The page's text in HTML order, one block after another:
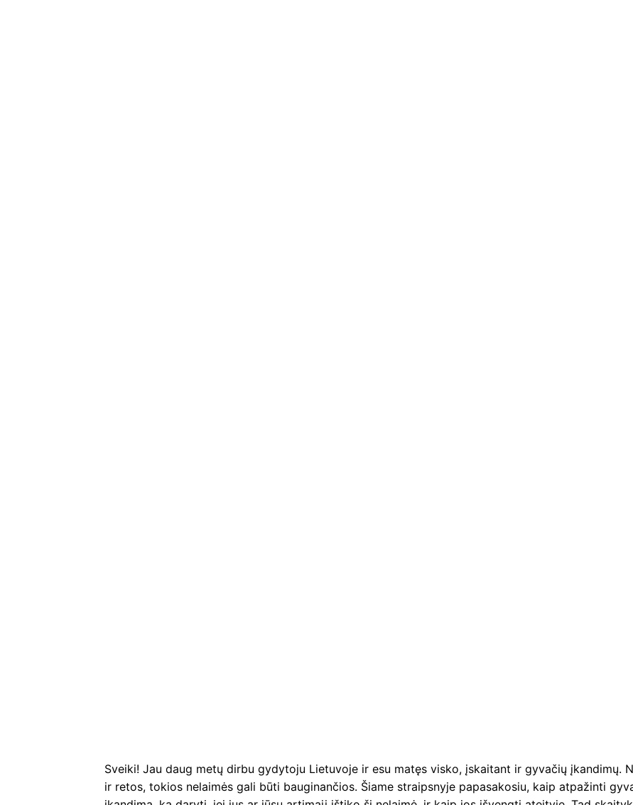
Sveiki! Jau daug metų dirbu gydytoju Lietuvoje ir esu matęs visko, įskaitant ir gyvačių įkandimų.
ir retos, tokios nelaimės gali būti bauginančios. Šiame straipsnyje papasakosiu, kaip atpažinti